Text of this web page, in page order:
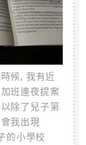
候, 我有近
班連夜提案
除了兒子第
我出現
的小學校